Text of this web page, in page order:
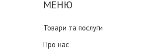
Товари та послуги
Про нас